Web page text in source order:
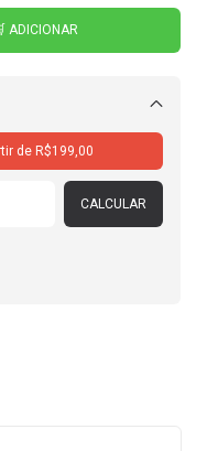
de R$199,00
CALCULAR